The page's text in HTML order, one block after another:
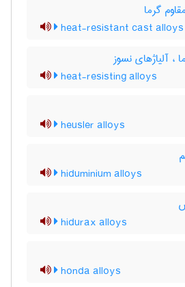
گرما
heat-resistant cast alloys
، آلیاژهای نسوز
heat-resisting alloys
heusler alloys
hiduminium alloys
hidurax alloys
honda alloys